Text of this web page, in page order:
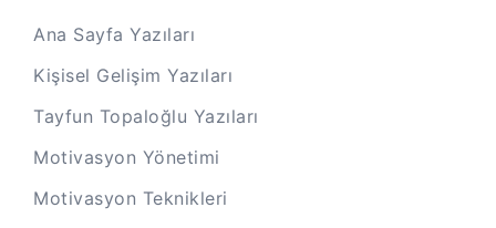
Ana Sayfa Yazıları
Kişisel Gelişim Yazıları
Tayfun Topaloğlu Yazıları
Motivasyon Yönetimi
Motivasyon Teknikleri